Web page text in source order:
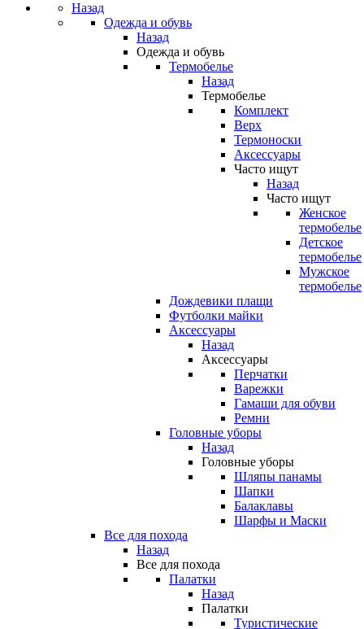
Назад
Одежда и обувь
Назад
Одежда и обувь
Термобелье
Назад
Термобелье
Комплект
Верх
Термоноски
Аксессуары
Часто ищут
Назад
Часто ищут
Женское
термобелье
Детское
термобелье
Мужское
термобелье
Дождевики плащи
Футболки майки
Аксессуары
Назад
Аксессуары
Перчатки
Варежки
Гамаши для обуви
Ремни
Головные уборы
Назад
Головные уборы
Шляпы панамы
Шапки
Балаклавы
Шарфы и Маски
Все для похода
Назад
Все для похода
Палатки
Назад
Палатки
Туристические